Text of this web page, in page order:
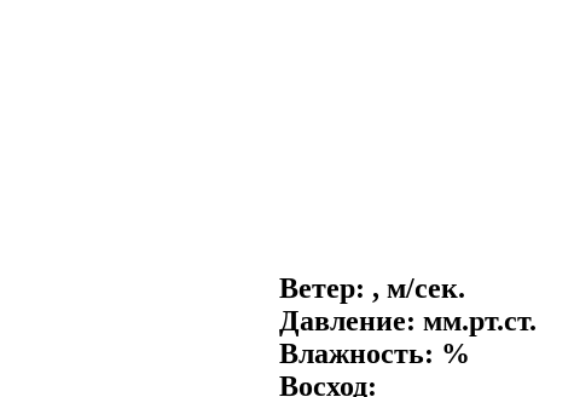
Ветер: , м/сек.
Давление: мм.рт.ст.
Влажность: %
Восход: